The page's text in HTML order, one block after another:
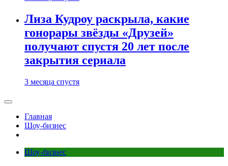
Лиза Кудроу раскрыла, какие
гонорары звёзды «Друзей»
получают спустя 20 лет после
закрытия сериала
3 месяца спустя
Главная
Шоу-бизнес
Шоу-бизнес